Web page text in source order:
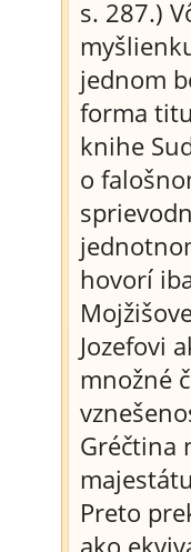
s. 287.)
jednom
forma
knihe
o
hovorí
Jozefovi
množné
Gréčtina
Preto
ako